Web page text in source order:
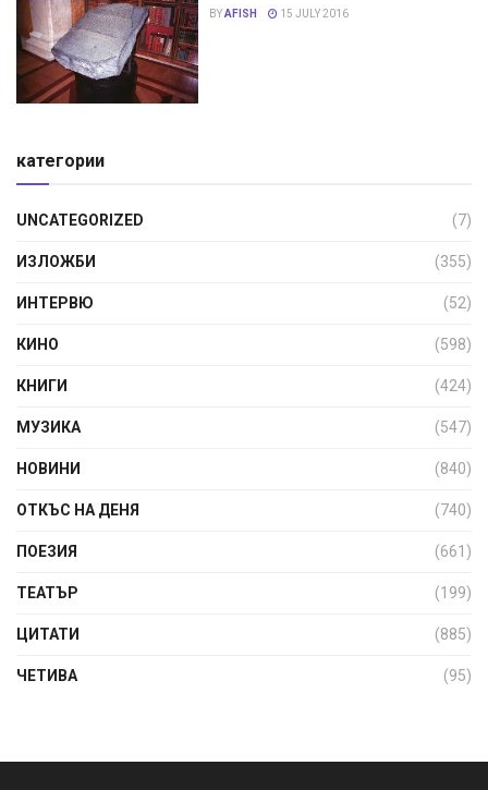
BYAFISH 15 JULY 2016
категории
UNCATEGORIZED (7)
ИЗЛОЖБИ (355)
ИНТЕРВЮ (52)
КИНО (598)
КНИГИ (424)
МУЗИКА (547)
НОВИНИ (840)
ОТКЪС НА ДЕНЯ (740)
ПОЕЗИЯ (661)
ТЕАТЪР (199)
ЦИТАТИ (885)
ЧЕТИВА (95)